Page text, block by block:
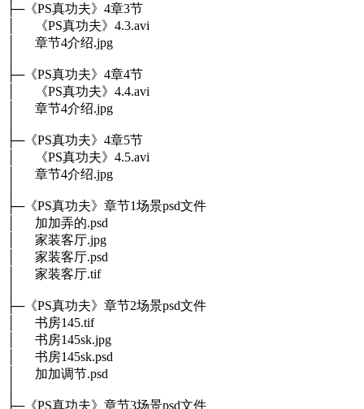
├─《PS真功夫》4章3节
│ 《PS真功夫》4.3.avi
│ 章节4介绍.jpg
├─《PS真功夫》4章4节
│ 《PS真功夫》4.4.avi
│ 章节4介绍.jpg
├─《PS真功夫》4章5节
│ 《PS真功夫》4.5.avi
│ 章节4介绍.jpg
├─《PS真功夫》章节1场景psd文件
│ 加加弄的.psd
│ 家装客厅.jpg
│ 家装客厅.psd
│ 家装客厅.tif
├─《PS真功夫》章节2场景psd文件
│ 书房145.tif
│ 书房145sk.jpg
│ 书房145sk.psd
│ 加加调节.psd
├─《PS真功夫》章节3场景psd文件